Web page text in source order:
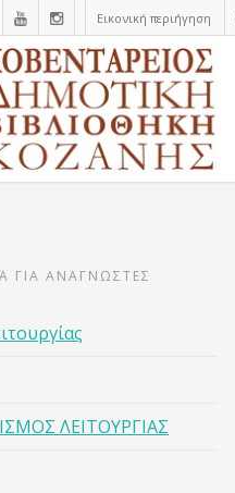
Εικονική περιήγηση
ΓΙΑ ΑΝΑΓΝΩΣΤΕΣ
ΛΕΙΤΟΥΡΓΙΑΣ